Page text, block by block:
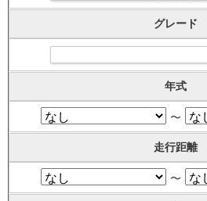
グレード
年式
〜
走行距離
〜